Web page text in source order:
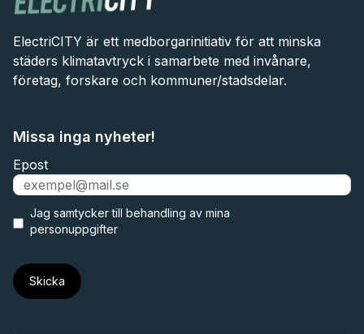
ElectriCITY är ett medborgarinitiativ för att minska
städers klimatavtryck i samarbete med invånare,
företag, forskare och kommuner/stadsdelar.
Missa inga nyheter!
Epost
Jag samtycker till behandling av mina
personuppgifter